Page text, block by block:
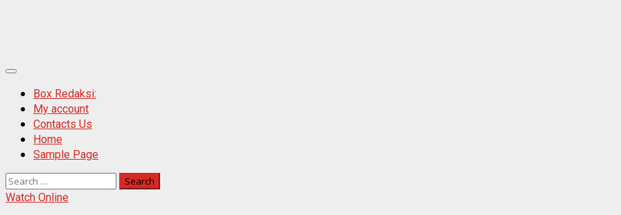
Primary
MenuBox Redaksi:
My account
Contacts Us
Home
Sample Page
Search
for:
Watch Online